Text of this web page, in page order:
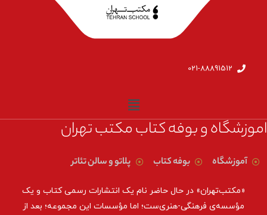
021-88891512
اموزشگاه و بوفه کتاب مکتب تهران
آموزشگاه بوفه کتاب پلاتو و سالن تئاتر
«مکتب‌تهران» در حال حاضر نام یک انتشارات رسمی کتاب و یک
مؤسسه‌ی فرهنگی-هنری‌ست؛ اما مؤسسات این مجموعه؛ بعد از